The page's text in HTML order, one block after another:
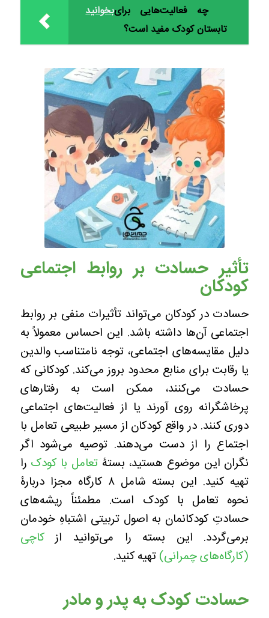
بخوانیدچه فعالیت‌هایی برای
تابستان کودک مفید است؟
تأثیر حسادت بر روابط اجتماعی
کودکان
حسادت در کودکان می‌تواند تأثیرات منفی بر روابط
اجتماعی آن‌ها داشته باشد. این احساس معمولاً به
دلیل مقایسه‌های اجتماعی، توجه نامتناسب والدین
یا رقابت برای منابع محدود بروز می‌کند. کودکانی که
حسادت می‌کنند، ممکن است به رفتارهای
پرخاشگرانه روی آورند یا از فعالیت‌های اجتماعی
دوری کنند. در واقع کودکان از مسیر طبیعی تعامل با
اجتماع را از دست می‌دهند. توصیه می‌شود اگر
نگران این موضوع هستید، بستۀتعامل با کودک را
تهیه کنید. این بسته شامل ۸ کارگاه مجزا دربارۀ
نحوه تعامل با کودک است. مطمئناً ریشه‌های
حسادتِ کودکانمان به اصول تربیتی اشتباهِ خودمان
برمی‌گردد. این بسته را می‌توانید ازکاچی
(کارگاه‌های چمرانی)تهیه کنید.
حسادت کودک به پدر و مادر